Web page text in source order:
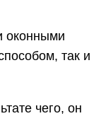
оконными
так и
чего, он